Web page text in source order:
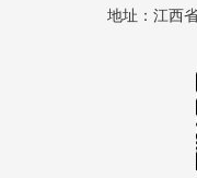
地址：江西